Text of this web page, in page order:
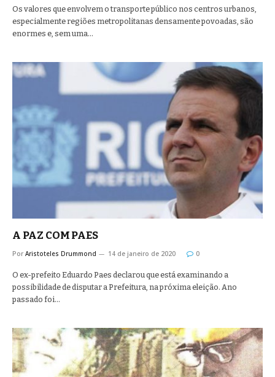
Os valores que envolvem o transporte público nos centros urbanos,
especialmente regiões metropolitanas densamente povoadas, são
enormes e, sem uma…
A PAZ COM PAES
Por Aristoteles Drummond 14 de janeiro de 2020 0
O ex-prefeito Eduardo Paes declarou que está examinando a
possibilidade de disputar a Prefeitura, na próxima eleição. Ano
passado foi…